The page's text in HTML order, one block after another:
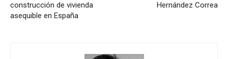
construcción de vivienda
asequible en España
Hernández Correa